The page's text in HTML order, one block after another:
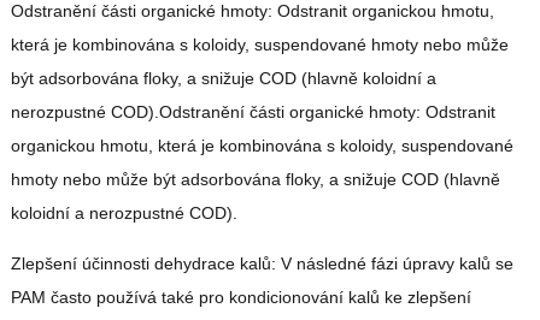
Odstranění části organické hmoty: Odstranit organickou hmotu,
která je kombinována s koloidy, suspendované hmoty nebo může
být adsorbována floky, a snižuje COD (hlavně koloidní a
nerozpustné COD).Odstranění části organické hmoty: Odstranit
organickou hmotu, která je kombinována s koloidy, suspendované
hmoty nebo může být adsorbována floky, a snižuje COD (hlavně
koloidní a nerozpustné COD).
Zlepšení účinnosti dehydrace kalů: V následné fázi úpravy kalů se
PAM často používá také pro kondicionování kalů ke zlepšení